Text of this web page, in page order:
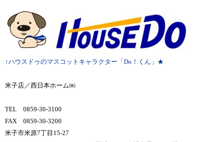
↑ハウスドゥのマスコットキャラクター「Do！くん」★
米子店／西日本ホーム㈱
TEL 0859-30-3100
FAX 0859-30-3200
米子市米原7丁目15-27